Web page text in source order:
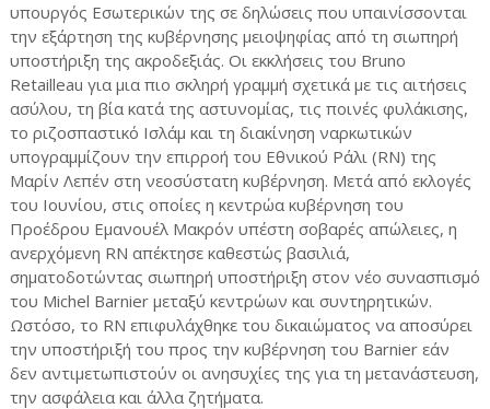
υπουργός Εσωτερικών της σε δηλώσεις που υπαινίσσονται
την εξάρτηση της κυβέρνησης μειοψηφίας από τη σιωπηρή
υποστήριξη της ακροδεξιάς. Οι εκκλήσεις του Bruno
Retailleau για μια πιο σκληρή γραμμή σχετικά με τις αιτήσεις
ασύλου, τη βία κατά της αστυνομίας, τις ποινές φυλάκισης,
το ριζοσπαστικό Ισλάμ και τη διακίνηση ναρκωτικών
υπογραμμίζουν την επιρροή του Εθνικού Ράλι (RN) της
Μαρίν Λεπέν στη νεοσύστατη κυβέρνηση. Μετά από εκλογές
του Ιουνίου, στις οποίες η κεντρώα κυβέρνηση του
Προέδρου Εμανουέλ Μακρόν υπέστη σοβαρές απώλειες, η
ανερχόμενη RN απέκτησε καθεστώς βασιλιά,
σηματοδοτώντας σιωπηρή υποστήριξη στον νέο συνασπισμό
του Michel Barnier μεταξύ κεντρώων και συντηρητικών.
Ωστόσο, το RN επιφυλάχθηκε του δικαιώματος να αποσύρει
την υποστήριξή του προς την κυβέρνηση του Barnier εάν
δεν αντιμετωπιστούν οι ανησυχίες της για τη μετανάστευση,
την ασφάλεια και άλλα ζητήματα.